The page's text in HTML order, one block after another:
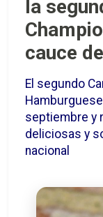
la
cauce
El segundo
septiembre y
deliciosas y
nacional